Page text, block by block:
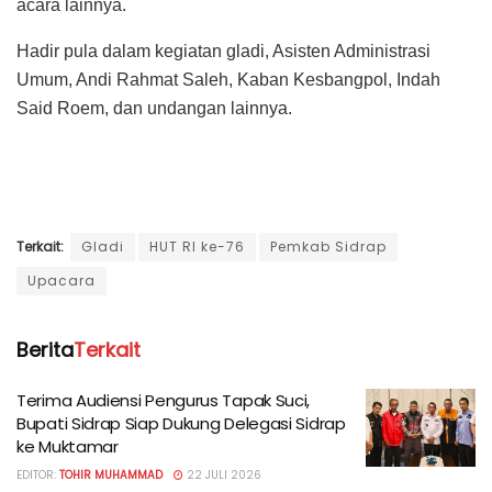
acara lainnya.
Hadir pula dalam kegiatan gladi, Asisten Administrasi
Umum, Andi Rahmat Saleh, Kaban Kesbangpol, Indah
Said Roem, dan undangan lainnya.
Terkait: Gladi HUT RI ke-76
Pemkab Sidrap
Upacara
BeritaTerkait
Terima Audiensi Pengurus Tapak Suci,
Bupati Sidrap Siap Dukung Delegasi Sidrap
ke Muktamar
EDITOR: TOHIR MUHAMMAD 22 JULI 2026